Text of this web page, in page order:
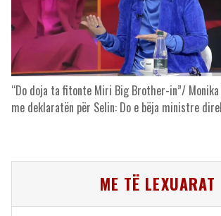
“Do doja ta fitonte Miri Big Brother-in”/
me deklaratën për Selin: Do e bëja ministre
ME TË LEXUARAT